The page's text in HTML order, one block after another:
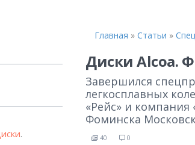
.
Главная » Статьи »
Диски Alcoa.
Завершился
легкосплавных
«Рейс» и компания
Фоминска
40 0